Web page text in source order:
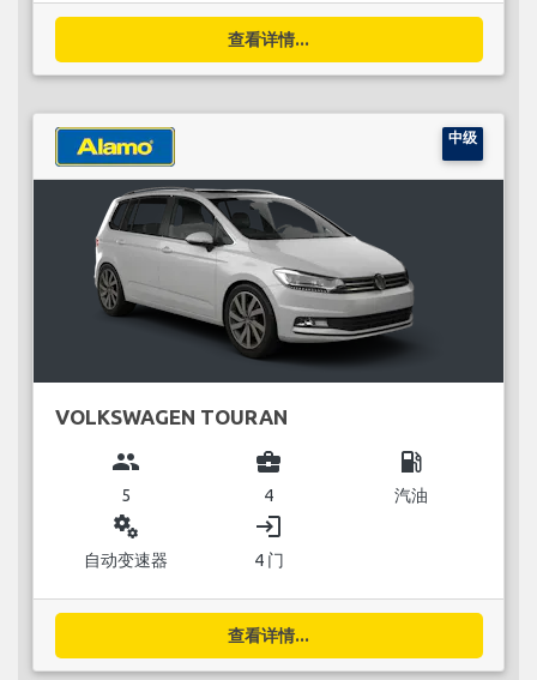
查看详情...
中级
VOLKSWAGEN TOURAN
group
5
business_center
4
local_gas_station
汽油
miscellaneous_services
自动变速器
login
4 门
查看详情...